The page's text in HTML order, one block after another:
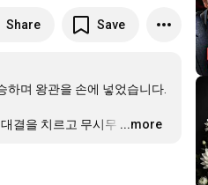
Share Save
며 왕관을 손에 넣었습니다.
결을 치르고 무시무 …
...more